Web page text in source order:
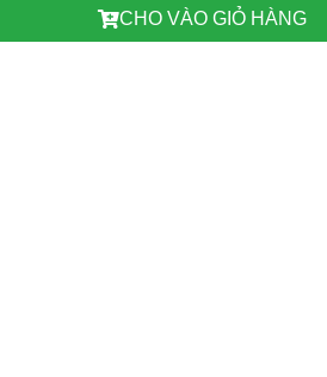
CHO VÀO GIỎ HÀNG